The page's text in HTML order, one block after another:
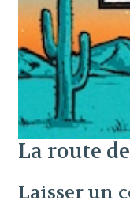
La route
Laisser un